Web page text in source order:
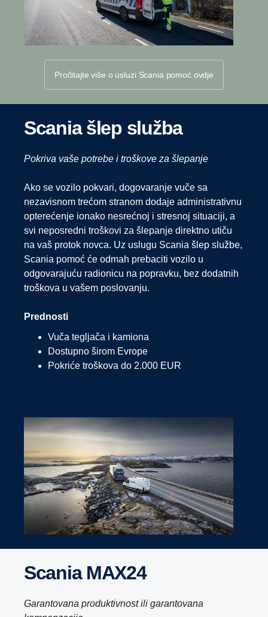
Pročitajte više o usluzi Scania pomoć ovdje
Scania šlep služba
Pokriva vaše potrebe i troškove za šlepanje
Ako se vozilo pokvari, dogovaranje vuče sa
nezavisnom trećom stranom dodaje administrativnu
opterećenje ionako nesrećnoj i stresnoj situaciji, a
svi neposredni troškovi za šlepanje direktno utiču
na vaš protok novca. Uz uslugu Scania šlep službe,
Scania pomoć će odmah prebaciti vozilo u
odgovarajuću radionicu na popravku, bez dodatnih
troškova u vašem poslovanju.
Prednosti
Vuča tegljača i kamiona
Dostupno širom Evrope
Pokriće troškova do 2.000 EUR
Scania MAX24
Garantovana produktivnost ili garantovana